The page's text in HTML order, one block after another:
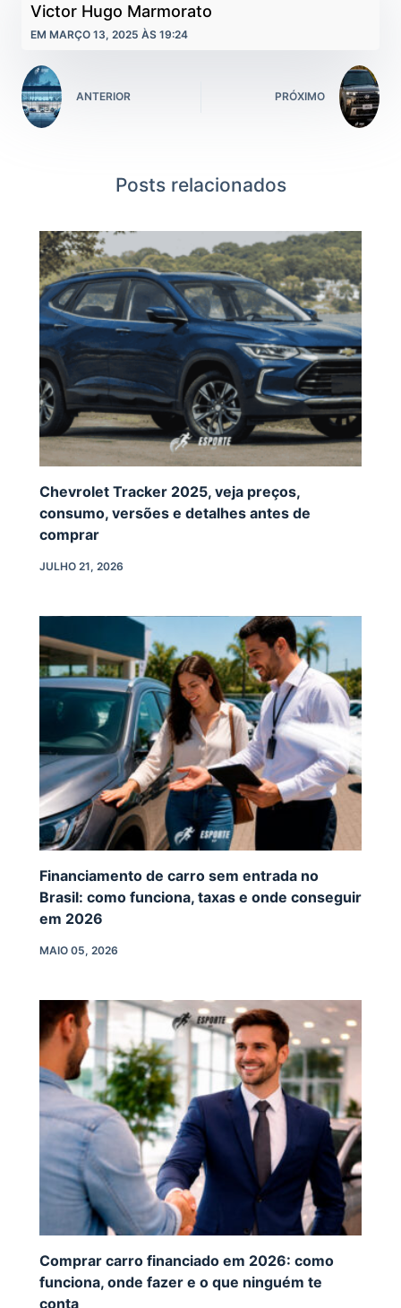
Victor Hugo Marmorato
EM MARÇO 13, 2025 ÀS 19:24
ANTERIOR PRÓXIMO
Posts relacionados
Chevrolet Tracker 2025, veja preços,
consumo, versões e detalhes antes de
comprar
JULHO 21, 2026
Financiamento de carro sem entrada no
Brasil: como funciona, taxas e onde conseguir
em 2026
MAIO 05, 2026
Comprar carro financiado em 2026: como
funciona, onde fazer e o que ninguém te
conta